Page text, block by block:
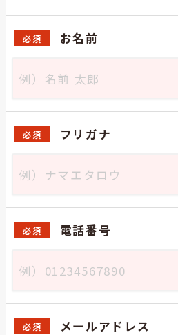
お名前
必須
フリガナ
必須
電話番号
必須
メールアドレス
必須